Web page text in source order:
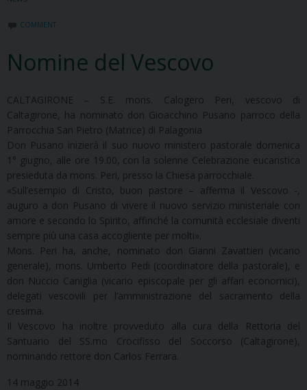
COMMENT
Nomine del Vescovo
CALTAGIRONE – S.E. mons. Calogero Peri, vescovo di
Caltagirone, ha nominato don Gioacchino Pusano parroco della
Parrocchia San Pietro (Matrice) di Palagonia
Don Pusano inizierà il suo nuovo ministero pastorale domenica
1° giugno, alle ore 19.00, con la solenne Celebrazione eucaristica
presieduta da mons. Peri, presso la Chiesa parrocchiale.
«Sull’esempio di Cristo, buon pastore – afferma il Vescovo -,
auguro a don Pusano di vivere il nuovo servizio ministeriale con
amore e secondo lo Spirito, affinché la comunità ecclesiale diventi
sempre più una casa accogliente per molti».
Mons. Peri ha, anche, nominato don Gianni Zavattieri (vicario
generale), mons. Umberto Pedi (coordinatore della pastorale), e
don Nuccio Caniglia (vicario episcopale per gli affari economici),
delegati vescovili per l’amministrazione del sacramento della
cresima.
Il Vescovo ha inoltre provveduto alla cura della Rettoria del
Santuario del SS.mo Crocifisso del Soccorso (Caltagirone),
nominando rettore don Carlos Ferrara.
14 maggio 2014